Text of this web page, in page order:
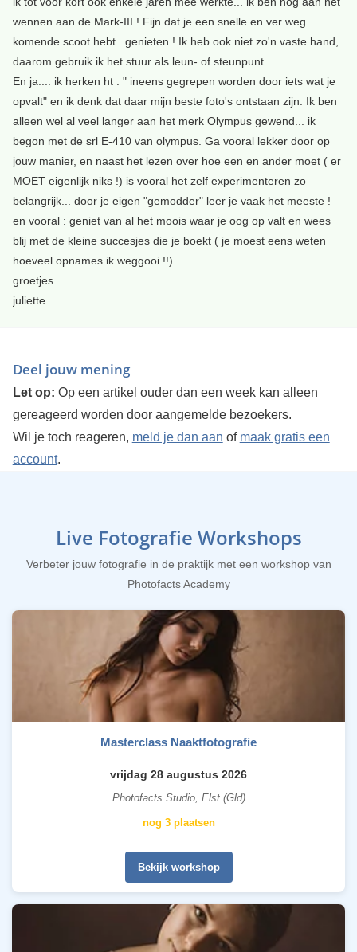
wennen aan de Mark-III ! Fijn dat je een snelle en ver weg
komende scoot hebt.. genieten ! Ik heb ook niet zo'n vaste hand,
daarom gebruik ik het stuur als leun- of steunpunt.
En ja.... ik herken ht : " ineens gegrepen worden door iets wat je
opvalt" en ik denk dat daar mijn beste foto's ontstaan zijn. Ik ben
alleen wel al veel langer aan het merk Olympus gewend... ik
begon met de srl E-410 van olympus. Ga vooral lekker door op
jouw manier, en naast het lezen over hoe een en ander moet ( er
MOET eigenlijk niks !) is vooral het zelf experimenteren zo
belangrijk... door je eigen "gemodder" leer je vaak het meeste !
en vooral : geniet van al het moois waar je oog op valt en wees
blij met de kleine succesjes die je boekt ( je moest eens weten
hoeveel opnames ik weggooi !!)
groetjes
juliette
Deel jouw mening
Let op: Op een artikel ouder dan een week kan alleen
gereageerd worden door aangemelde bezoekers.
Wil je toch reageren, meld je dan aan of maak gratis een
account.
Live Fotografie Workshops
Verbeter jouw fotografie in de praktijk met een workshop van
Photofacts Academy
Masterclass Naaktfotografie
vrijdag 28 augustus 2026
Photofacts Studio, Elst (Gld)
nog 3 plaatsen
Bekijk workshop